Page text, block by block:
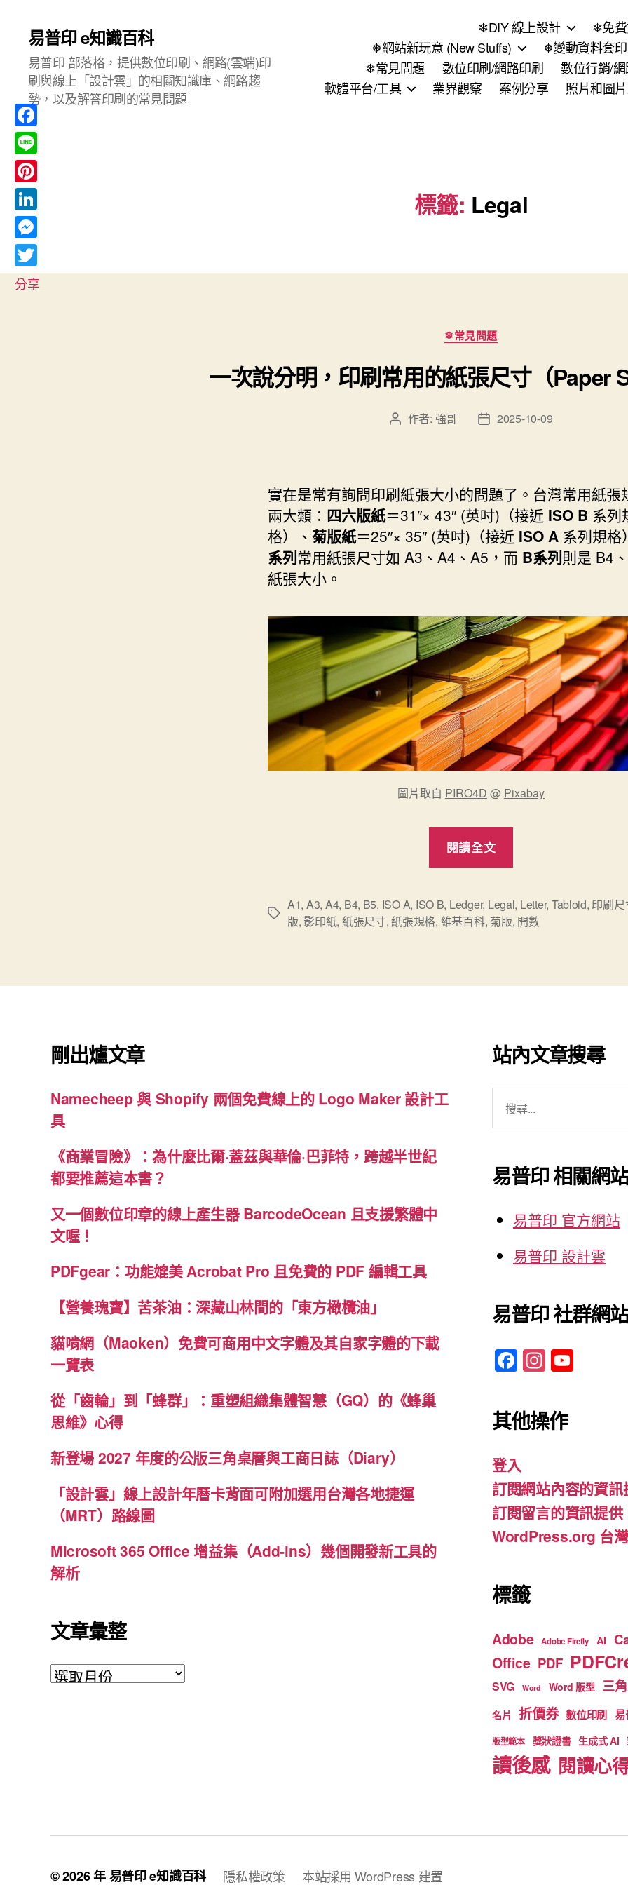
易普印 e知識百科
易普印 部落格，提供數位印刷、網路(雲端)印
刷與線上「設計雲」的相關知識庫、網路趨
勢，以及解答印刷的常見問題
❄DIY 線上設計
❄免
❄網站新玩意 (New Stuffs)
❄變動資料套
❄常見問題
數位印刷/網路印刷
數位行銷/
軟體平台/工具
業界觀察 案例分享 照片和圖
標籤: Legal
分
類
❄常見問題
一次說分明，印刷常用的紙張尺寸（Paper
文 作者: 強哥
文
日
期
2025-10-09
實在是常有詢問印刷紙張大小的問題了。台灣常用紙張
兩大類： 四六版紙＝31″× 43″ (英吋)（接近 ISO B 系列
格）、 菊版紙＝25″× 35″ (英吋)（接近 ISO A 系列規格
系列常用紙張尺寸如 A3、A4、A5，而 B系列則是 B4
紙張大小。
圖片取自 PIRO4D @ Pixabay
閱讀全文
分
明，
常
紙
尺
寸
Sizes）
規
標
A1, A3, A4, B4, B5, ISO A, ISO B, Ledger, Legal, Letter, Tabloid, 印刷尺
版, 影印紙, 紙張尺寸,紙張規格, 維基百科, 菊版, 開數
剛出爐文章
Namecheep 與 Shopify 兩個免費線上的 Logo Maker 設計工
具
《商業冒險》：為什麼比爾·蓋茲與華倫·巴菲特，跨越半世紀
都要推薦這本書？
又一個數位印章的線上產生器 BarcodeOcean 且支援繁體中
文喔！
PDFgear：功能媲美 Acrobat Pro 且免費的 PDF 編輯工具
【營養瑰寶】苦茶油：深藏山林間的「東方橄欖油」
貓啃網（Maoken）免費可商用中文字體及其自家字體的下載
一覽表
從「齒輪」到「蜂群」：重塑組織集體智慧（GQ）的《蜂巢
思維》心得
新登場 2027 年度的公版三角桌曆與工商日誌（Diary）
「設計雲」線上設計年曆卡背面可附加選用台灣各地捷運
（MRT）路線圖
Microsoft 365 Office 增益集（Add-ins）幾個開發新工具的
解析
文章彙整
文
站內文章搜尋
字:
易普印 相關網站
易普印 官方網站
易普印 設計雲
易普印 社群網站
F
a
c
e
o
o
k
In
st
a
gr
m b
e
其他操作
登入
訂閱網站內容的資訊
訂閱留言的資訊提供
WordPress.org 台
標籤
Adobe Adobe Firefly AI
Office PDF
SVG Word Word 版型 三
名片 折價券 數位印刷 易
版型範本 獎狀證書 生成式 AI
讀後感 閱讀心
© 2026 年易普印 e知識百科 隱私權政策 本站採用 WordPress 建置
F
a
c
e
b
o
o
k
L
i
n
e
P
i
n
t
e
L
i
n
k
M
e
s
T
分享